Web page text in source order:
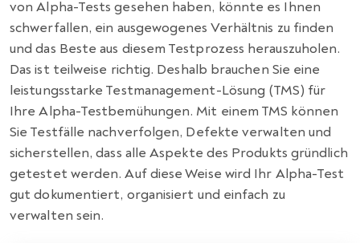
von Alpha-Tests gesehen haben, könnte es Ihnen
schwerfallen, ein ausgewogenes Verhältnis zu finden
und das Beste aus diesem Testprozess herauszuholen.
Das ist teilweise richtig. Deshalb brauchen Sie eine
leistungsstarke Testmanagement-Lösung (TMS) für
Ihre Alpha-Testbemühungen. Mit einem TMS können
Sie Testfälle nachverfolgen, Defekte verwalten und
sicherstellen, dass alle Aspekte des Produkts gründlich
getestet werden. Auf diese Weise wird Ihr Alpha-Test
gut dokumentiert, organisiert und einfach zu
verwalten sein.